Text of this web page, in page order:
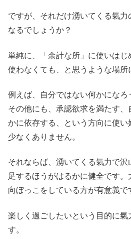
ですが、それだけ湧いてくる氣力
なるでしょうか？
単純に、「余計な所」に使いはじ
使わなくても、と思うような場所
例えば、自分ではない何かになろ
その他にも、承認欲求を満たす
かに依存する、という方向に使い
少なくありません。
それならば、湧いてくる氣力で
足するほうがはるかに健全です。
向ぼっこをしている方が有意義で
楽しく過ごしたいという目的に
す。